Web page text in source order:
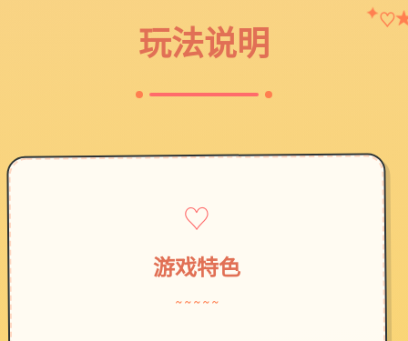
玩法说明
✦♡
♡
游戏特色
~~~~~